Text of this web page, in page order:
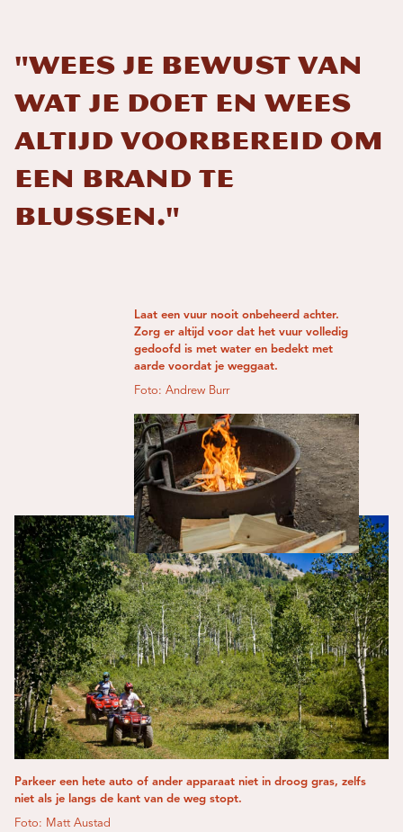
"Wees je bewust van
wat je doet en wees
altijd voorbereid om
een ​​brand te
blussen."
Laat een vuur nooit onbeheerd achter.
Zorg er altijd voor dat het vuur volledig
gedoofd is met water en bedekt met
aarde voordat je weggaat.
Foto: Andrew Burr
Parkeer een hete auto of ander apparaat niet in droog gras, zelfs
niet als je langs de kant van de weg stopt.
Foto: Matt Austad